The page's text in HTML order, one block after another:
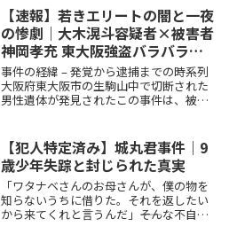
た？」不可解な点が多すぎるこの事件、
SNSでは心...
【速報】若きエリートの闇と一夜
の惨劇｜大木滉斗容疑者×被害者
神岡孝充 東大阪強盗バラバラ殺
人を追う
事件の経緯 – 発覚から逮捕までの時系列
大阪府東大阪市の生駒山中で切断された
男性遺体が発見されたこの事件は、被害
全国に大きな衝撃を与えました。以下、
事件発覚から犯人逮捕...
【犯人特定済み】城丸君事件｜9
歳少年失踪と封じられた真実
「ワタナベさんのお母さんが、僕の物を
知らないうちに借りた。それを返したい
から来てくれと言うんだ」――そんな不自然